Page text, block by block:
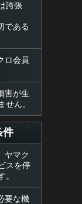
誇張
である
ロ会員
害が生
せん。
件
ヤマク
スを停
。
要な機